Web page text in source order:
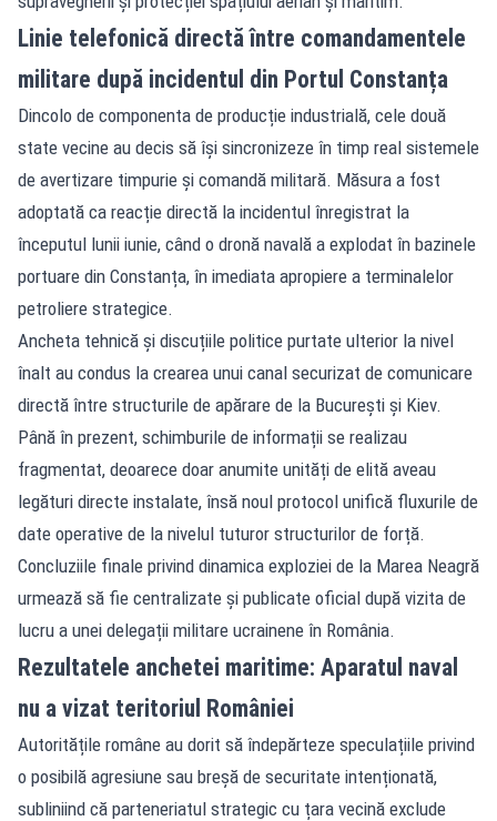
Linie telefonică directă între comandamentele
militare după incidentul din Portul Constanța
Dincolo de componenta de producție industrială, cele două
state vecine au decis să își sincronizeze în timp real sistemele
de avertizare timpurie și comandă militară. Măsura a fost
adoptată ca reacție directă la incidentul înregistrat la
începutul lunii iunie, când o dronă navală a explodat în bazinele
portuare din Constanța, în imediata apropiere a terminalelor
petroliere strategice.
Ancheta tehnică și discuțiile politice purtate ulterior la nivel
înalt au condus la crearea unui canal securizat de comunicare
directă între structurile de apărare de la București și Kiev.
Până în prezent, schimburile de informații se realizau
fragmentat, deoarece doar anumite unități de elită aveau
legături directe instalate, însă noul protocol unifică fluxurile de
date operative de la nivelul tuturor structurilor de forță.
Concluziile finale privind dinamica exploziei de la Marea Neagră
urmează să fie centralizate și publicate oficial după vizita de
lucru a unei delegații militare ucrainene în România.
Rezultatele anchetei maritime: Aparatul naval
nu a vizat teritoriul României
Autoritățile române au dorit să îndepărteze speculațiile privind
o posibilă agresiune sau breșă de securitate intenționată,
subliniind că parteneriatul strategic cu țara vecină exclude